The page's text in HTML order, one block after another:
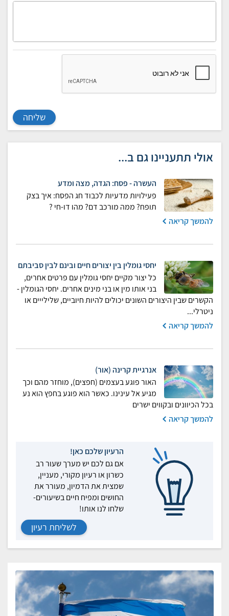
שליחה
אולי תתעניינו גם ב...
העשרה - פסח: הגדה, מצה ומדע
פעילויות מדעיות לכבוד חג הפסח: איך בצק
תופח? ממה מורכב דם? מהו דו-חי ?
להמשך קריאה
יחסי גומלין בין יצורים חיים ובינם לבין סביבתם
כל יצור מקיים יחסי גומלין עם פרטים אחרים,
בני אותו מין או בני מינים אחרים. יחסי הגומלין -
הקשרים שבין היצורים השונים יכולים להיות חיוביים, שלילייים או
ניטרלי...
להמשך קריאה
אנרגיית קרינה (אור)
האור פוגע בעצמים (חפצים), מוחזר מהם וכך
מגיע אל עינינו. כאשר הוא פוגע בחפץ הוא נע
בכל הכיוונים ובקווים ישרים
להמשך קריאה
הרעיון שלכם כאן!
אם גם לכם יש מערך שעור רב
כשרון או רעיון מקורי, מעניין,
שמצית את הדמיון, מעורר את
החושים ומפיח חיים בשיעורים-
שלחו לנו אותו!
לשליחת רעיון